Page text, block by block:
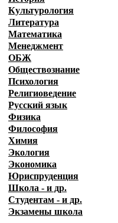
Культурология
Литература
Математика
Менеджмент
ОБЖ
Обществознание
Психология
Религиоведение
Русский язык
Физика
Философия
Химия
Экология
Экономика
Юриспруденция
Школа - и др.
Студентам - и др.
Экзамены школа